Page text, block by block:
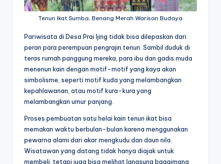
Tenun Ikat Sumba, Benang Merah Warisan Budaya
Pariwisata di Desa Prai Ijing tidak bisa dilepaskan dari
peran para perempuan pengrajin tenun. Sambil duduk di
teras rumah panggung mereka, para ibu dan gadis muda
menenun kain dengan motif-motif yang kaya akan
simbolisme, seperti motif kuda yang melambangkan
kepahlawanan, atau motif kura-kura yang
melambangkan umur panjang.
Proses pembuatan satu helai kain tenun ikat bisa
memakan waktu berbulan-bulan karena menggunakan
pewarna alami dari akar mengkudu dan daun nila.
Wisatawan yang datang tidak hanya diajak untuk
membeli, tetapi juga bisa melihat langsung bagaimana